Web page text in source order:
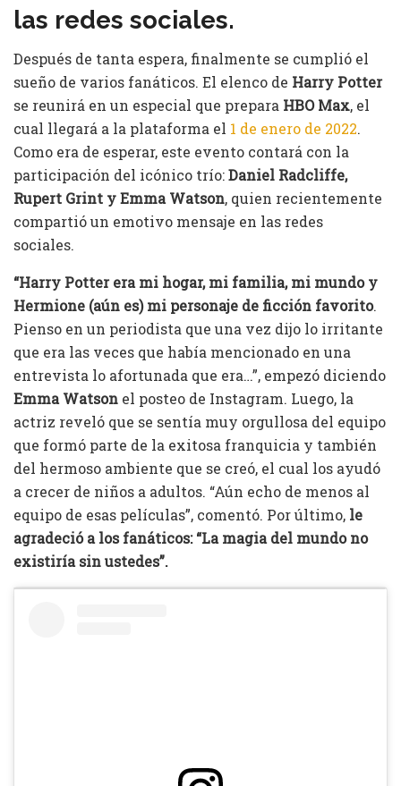
las redes sociales.
Después de tanta espera, finalmente se cumplió el
sueño de varios fanáticos. El elenco de Harry Potter
se reunirá en un especial que prepara HBO Max, el
cual llegará a la plataforma el 1 de enero de 2022.
Como era de esperar, este evento contará con la
participación del icónico trío:Daniel Radcliffe,
Rupert Grint y Emma Watson, quien recientemente
compartió un emotivo mensaje en las redes
sociales.
“Harry Potter era mi hogar, mi familia, mi mundo y
Hermione (aún es) mi personaje de ficción favorito.
Pienso en un periodista que una vez dijo lo irritante
que era las veces que había mencionado en una
entrevista lo afortunada que era…”, empezó diciendo
Emma Watson el posteo de Instagram. Luego, la
actriz reveló que se sentía muy orgullosa del equipo
que formó parte de la exitosa franquicia y también
del hermoso ambiente que se creó, el cual los ayudó
a crecer de niños a adultos. “Aún echo de menos al
equipo de esas películas”, comentó. Por último, le
agradeció a los fanáticos: “La magia del mundo no
existiría sin ustedes”.